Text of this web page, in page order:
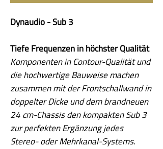
Dynaudio - Sub 3
Tiefe Frequenzen in höchster Qualität
Komponenten in Contour-Qualität und
die hochwertige Bauweise machen
zusammen mit der Frontschallwand in
doppelter Dicke und dem brandneuen
24 cm-Chassis den kompakten Sub 3
zur perfekten Ergänzung jedes
Stereo- oder Mehrkanal-Systems.